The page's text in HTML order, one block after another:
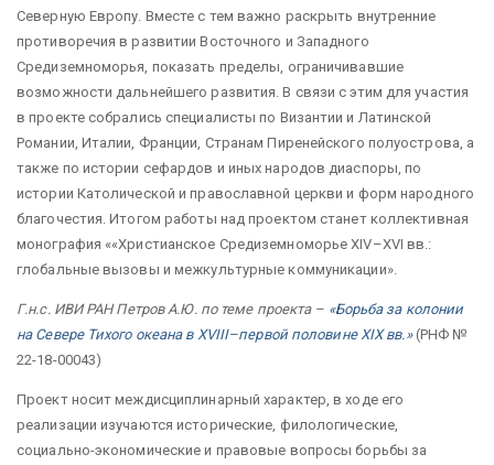
Северную Европу. Вместе с тем важно раскрыть внутренние
противоречия в развитии Восточного и Западного
Средиземноморья, показать пределы, ограничивавшие
возможности дальнейшего развития. В связи с этим для участия
в проекте собрались специалисты по Византии и Латинской
Романии, Италии, Франции, Странам Пиренейского полуострова, а
также по истории сефардов и иных народов диаспоры, по
истории Католической и православной церкви и форм народного
благочестия. Итогом работы над проектом станет коллективная
монография ««Христианское Средиземноморье XIV–XVI вв.:
глобальные вызовы и межкультурные коммуникации».
Г.н.с. ИВИ РАН Петров А.Ю. по теме проекта – «Борьба за колонии
на Севере Тихого океана в XVIII–первой половине XIX вв.» (РНФ №
22-18-00043)
Проект носит междисциплинарный характер, в ходе его
реализации изучаются исторические, филологические,
социально-экономические и правовые вопросы борьбы за